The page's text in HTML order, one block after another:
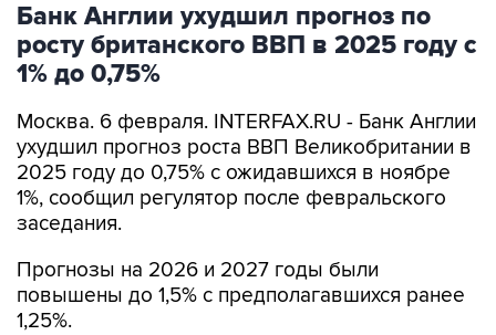
Банк Англии ухудшил прогноз по
росту британского ВВП в 2025 году с
1% до 0,75%
Москва. 6 февраля. INTERFAX.RU - Банк Англии
ухудшил прогноз роста ВВП Великобритании в
2025 году до 0,75% с ожидавшихся в ноябре
1%, сообщил регулятор после февральского
заседания.
Прогнозы на 2026 и 2027 годы были
повышены до 1,5% с предполагавшихся ранее
1,25%.